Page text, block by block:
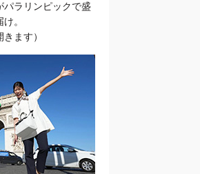
パラリンピックで盛
。
きます）